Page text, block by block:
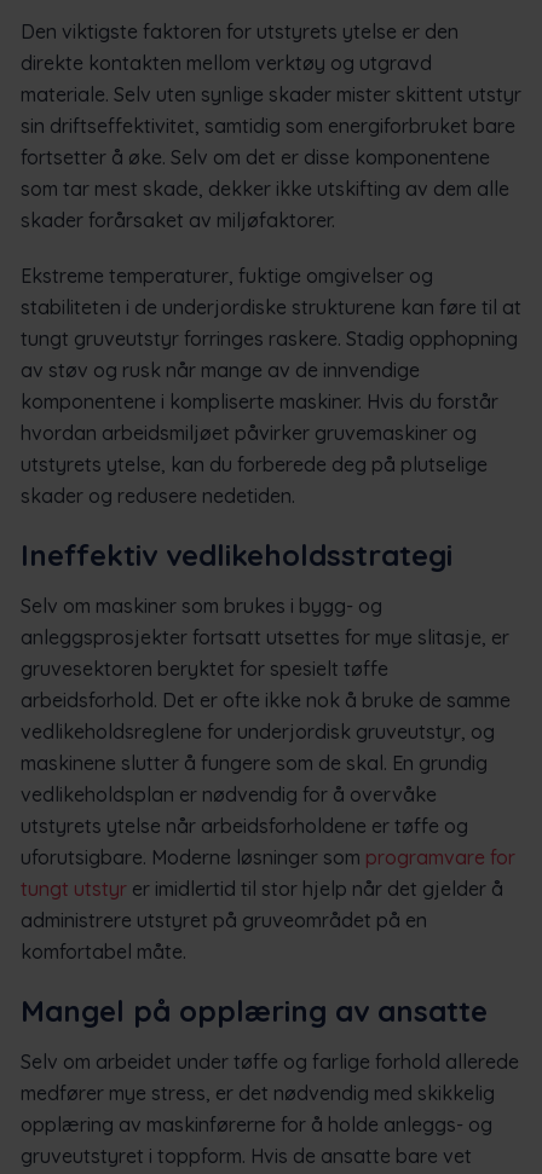
Den viktigste faktoren for utstyrets ytelse er den
direkte kontakten mellom verktøy og utgravd
materiale. Selv uten synlige skader mister skittent utstyr
sin driftseffektivitet, samtidig som energiforbruket bare
fortsetter å øke. Selv om det er disse komponentene
som tar mest skade, dekker ikke utskifting av dem alle
skader forårsaket av miljøfaktorer.
Ekstreme temperaturer, fuktige omgivelser og
stabiliteten i de underjordiske strukturene kan føre til at
tungt gruveutstyr forringes raskere. Stadig opphopning
av støv og rusk når mange av de innvendige
komponentene i kompliserte maskiner. Hvis du forstår
hvordan arbeidsmiljøet påvirker gruvemaskiner og
utstyrets ytelse, kan du forberede deg på plutselige
skader og redusere nedetiden.
Ineffektiv vedlikeholdsstrategi
Selv om maskiner som brukes i bygg- og
anleggsprosjekter fortsatt utsettes for mye slitasje, er
gruvesektoren beryktet for spesielt tøffe
arbeidsforhold. Det er ofte ikke nok å bruke de samme
vedlikeholdsreglene for underjordisk gruveutstyr, og
maskinene slutter å fungere som de skal. En grundig
vedlikeholdsplan er nødvendig for å overvåke
utstyrets ytelse når arbeidsforholdene er tøffe og
uforutsigbare. Moderne løsninger som programvare for
tungt utstyr er imidlertid til stor hjelp når det gjelder å
administrere utstyret på gruveområdet på en
komfortabel måte.
Mangel på opplæring av ansatte
Selv om arbeidet under tøffe og farlige forhold allerede
medfører mye stress, er det nødvendig med skikkelig
opplæring av maskinførerne for å holde anleggs- og
gruveutstyret i toppform. Hvis de ansatte bare vet